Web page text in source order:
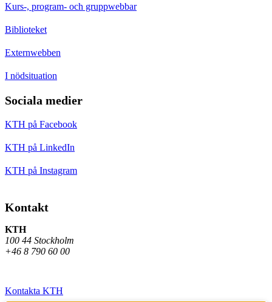
Kurs-, program- och gruppwebbar
Biblioteket
Externwebben
I nödsituation
Sociala medier
KTH på Facebook
KTH på LinkedIn
KTH på Instagram
Kontakt
KTH
100 44 Stockholm
+46 8 790 60 00
Kontakta KTH